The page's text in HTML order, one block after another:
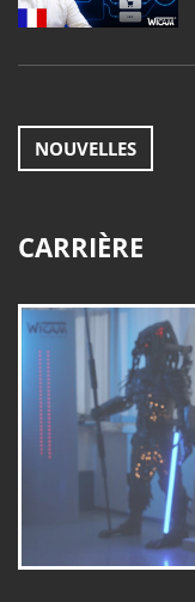
NOUVELLES
CARRIÈRE